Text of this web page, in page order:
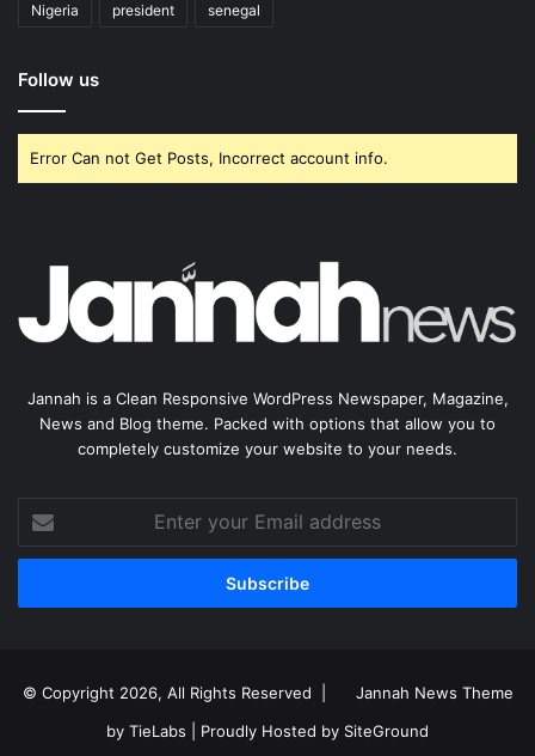
Nigeria president senegal
Follow us
Error Can not Get Posts, Incorrect account info.
Jannah is a Clean Responsive WordPress Newspaper, Magazine,
News and Blog theme. Packed with options that allow you to
completely customize your website to your needs.
your
Email
© Copyright 2026, All Rights Reserved |
Jannah News Theme
by TieLabs | Proudly Hosted by SiteGround